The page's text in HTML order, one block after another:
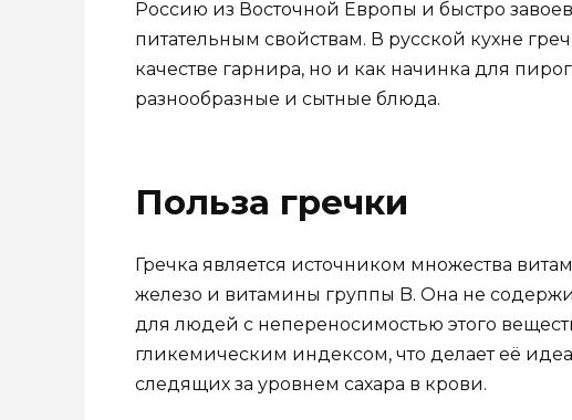
Россию из Восточной Европы и быстро
питательным свойствам. В русской кухне
качестве гарнира, но и как начинка для
разнообразные и сытные блюда.
Польза гречки
Гречка является источником множества
железо и витамины группы B. Она не
для людей с непереносимостью этого
гликемическим индексом, что делает её
следящих за уровнем сахара в крови.